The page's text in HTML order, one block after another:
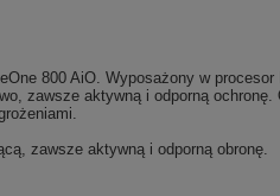
800 AiO. Wyposażony w
zawsze aktywną i odporną
zawsze aktywną i odporną obronę.